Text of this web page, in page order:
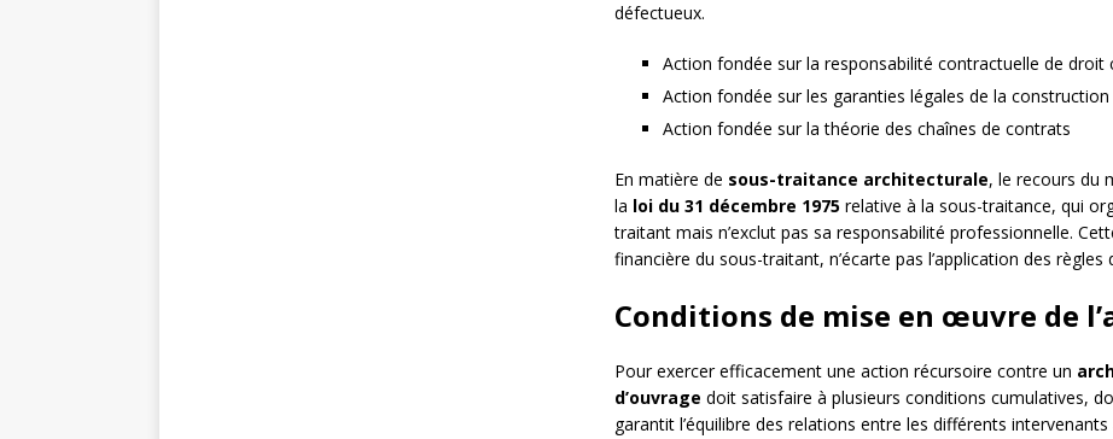
défectueux.
Action fondée sur la responsabilité contractuelle de droit
Action fondée sur les garanties légales de la construction
Action fondée sur la théorie des chaînes de contrats
En matière de sous-traitance architecturale, le recours du
la loi du 31 décembre 1975relative à la sous-traitance, qui
traitant mais n’exclut pas sa responsabilité professionnelle.
financière du sous-traitant, n’écarte pas l’application des
Conditions de mise en œuvre de
Pour exercer efficacement une action récursoire contre un
d’ouvrage doit satisfaire à plusieurs conditions cumulatives,
garantit l’équilibre des relations entre les différents intervenants